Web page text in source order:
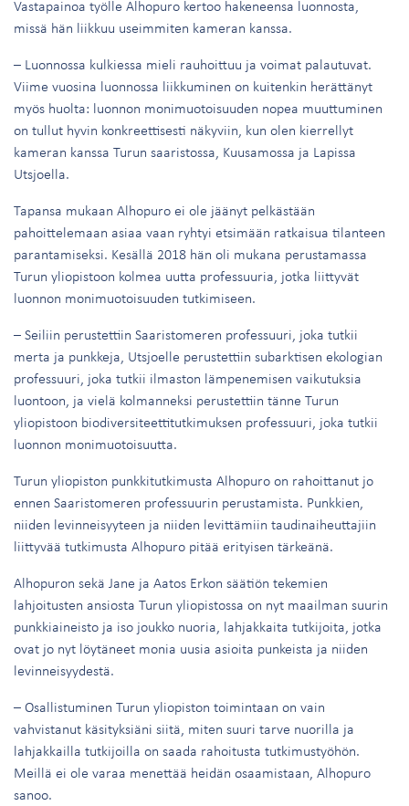
Vastapainoa työlle Alhopuro kertoo hakeneensa luonnosta,
missä hän liikkuu useimmiten kameran kanssa.
– Luonnossa kulkiessa mieli rauhoittuu ja voimat palautuvat.
Viime vuosina luonnossa liikkuminen on kuitenkin herättänyt
myös huolta: luonnon monimuotoisuuden nopea muuttuminen
on tullut hyvin konkreettisesti näkyviin, kun olen kierrellyt
kameran kanssa Turun saaristossa, Kuusamossa ja Lapissa
Utsjoella.
Tapansa mukaan Alhopuro ei ole jäänyt pelkästään
pahoittelemaan asiaa vaan ryhtyi etsimään ratkaisua tilanteen
parantamiseksi. Kesällä 2018 hän oli mukana perustamassa
Turun yliopistoon kolmea uutta professuuria, jotka liittyvät
luonnon monimuotoisuuden tutkimiseen.
– Seiliin perustettiin Saaristomeren professuuri, joka tutkii
merta ja punkkeja, Utsjoelle perustettiin subarktisen ekologian
professuuri, joka tutkii ilmaston lämpenemisen vaikutuksia
luontoon, ja vielä kolmanneksi perustettiin tänne Turun
yliopistoon biodiversiteettitutkimuksen professuuri, joka tutkii
luonnon monimuotoisuutta.
Turun yliopiston punkkitutkimusta Alhopuro on rahoittanut jo
ennen Saaristomeren professuurin perustamista. Punkkien,
niiden levinneisyyteen ja niiden levittämiin taudinaiheuttajiin
liittyvää tutkimusta Alhopuro pitää erityisen tärkeänä.
Alhopuron sekä Jane ja Aatos Erkon säätiön tekemien
lahjoitusten ansiosta Turun yliopistossa on nyt maailman suurin
punkkiaineisto ja iso joukko nuoria, lahjakkaita tutkijoita, jotka
ovat jo nyt löytäneet monia uusia asioita punkeista ja niiden
levinneisyydestä.
– Osallistuminen Turun yliopiston toimintaan on vain
vahvistanut käsityksiäni siitä, miten suuri tarve nuorilla ja
lahjakkailla tutkijoilla on saada rahoitusta tutkimustyöhön.
Meillä ei ole varaa menettää heidän osaamistaan, Alhopuro
sanoo.